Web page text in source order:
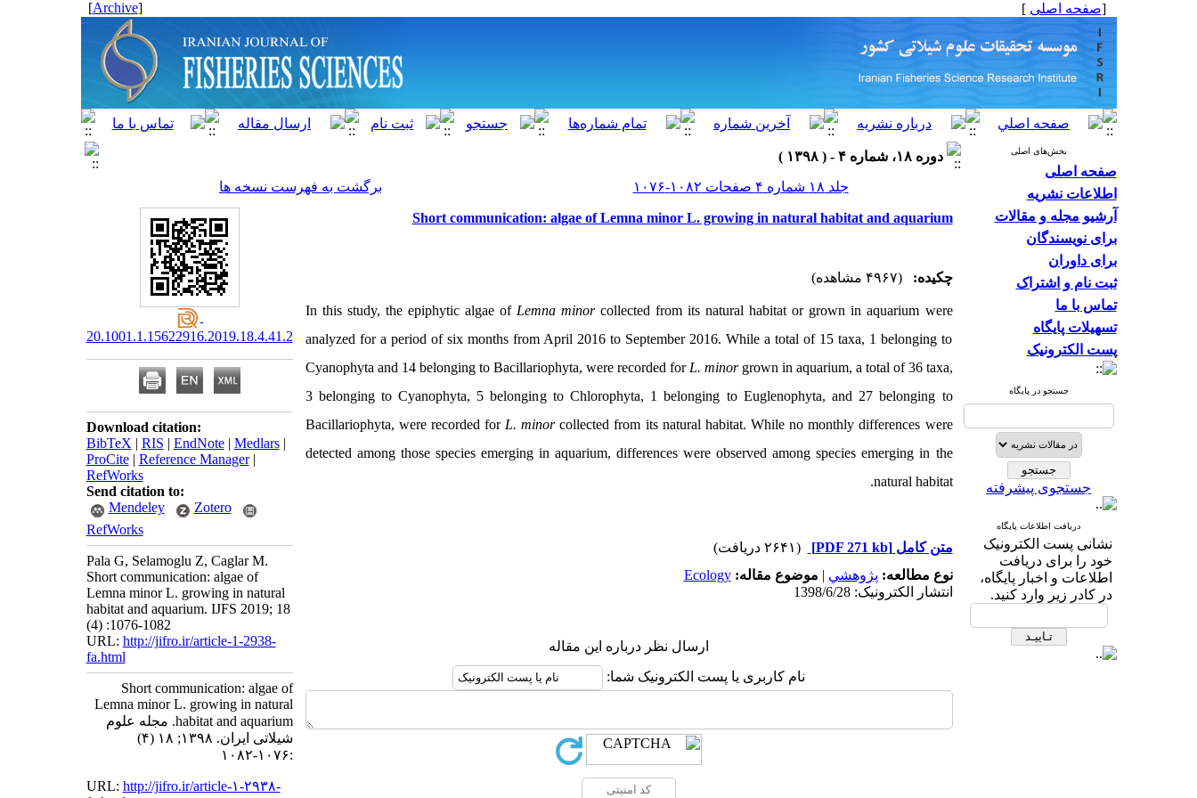
[صفحه اصلی ]
[
Archive
]
بخش‌های اصلی
صفحه اصلی
اطلاعات نشریه
آرشیو مجله و مقالات
برای نویسندگان
برای داوران
ثبت نام و اشتراک
تماس با ما
تسهیلات پایگاه
پست الکترونیک
جستجو در پایگاه
جستجوی پیشرفته
دریافت اطلاعات پایگاه
نشانی پست الکترونیک
خود را برای دریافت
اطلاعات و اخبار پایگاه،
در کادر زیر وارد کنید.
دوره ۱۸، شماره ۴ - ( ۱۳۹۸ )
جلد ۱۸ شماره ۴ صفحات ۱۰۸۲-۱۰۷۶
برگشت به فهرست نسخه ها
Short communication: algae of Lemna minor L. growing in natural habitat and aquarium
چکیده: (۴۹۶۷ مشاهده)
In this study, the epiphytic algae of Lemna minorcollected from its natural habitat or grown in aquarium were
analyzed for a period of six months from April 2016 to September 2016. While a total of 15 taxa, 1 belonging to
Cyanophyta and 14 belonging to Bacillariophyta, were recorded for L. minor grown in aquarium, a total of 36 taxa,
3 belonging to Cyanophyta, 5 belonging to Chlorophyta, 1 belonging to Euglenophyta, and 27 belonging to
Bacillariophyta, were recorded for L. minorcollected from its natural habitat. While no monthly differences were
detected among those species emerging in aquarium, differences were observed among species emerging in the
natural habitat.
متن کامل[PDF 271 kb]
(۲۶۴۱ دریافت)
نوع مطالعه: پژوهشي | موضوع مقاله:Ecology
انتشار الکترونیک: 1398/6/28
ارسال نظر درباره این مقاله
نام کاربری یا پست الکترونیک شما:
20.1001.1.15622916.2019.18.4.41.2
Download citation:
BibTeX | RIS | EndNote| Medlars|
ProCite| Reference Manager|
RefWorks
Send citation to:
Mendeley
Zotero
RefWorks
Pala G, Selamoglu Z, Caglar M.
Short communication: algae of
Lemna minor L. growing in natural
habitat and aquarium. IJFS 2019; 18
(4) :1076-1082
URL: http://jifro.ir/article-1-2938-
fa.html
Short communication: algae of
Lemna minor L. growing in natural
habitat and aquarium. مجله علوم
شیلاتی ایران. ۱۳۹۸; ۱۸ (۴)
:۱۰۷۶-۱۰۸۲
URL: http://jifro.ir/article-۱-۲۹۳۸-